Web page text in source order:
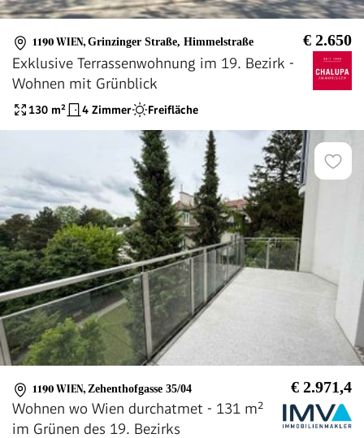
1190 WIEN, Grinzinger Straße, Himmelstraße € 2.650
Exklusive Terrassenwohnung im 19. Bezirk -
Wohnen mit Grünblick
130 m² 4 Zimmer Freifläche
1190 WIEN, Zehenthofgasse 35/04 € 2.971,4
Wohnen wo Wien durchatmet - 131 m²
im Grünen des 19. Bezirks